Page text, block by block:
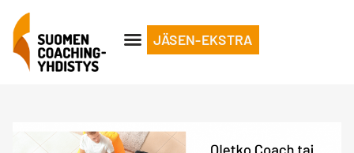
JÄSEN-EKSTRA